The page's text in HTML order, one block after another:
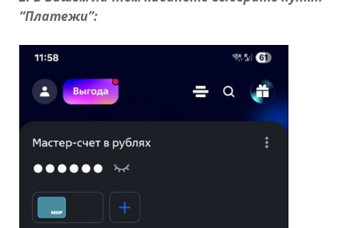
“Платежи”: